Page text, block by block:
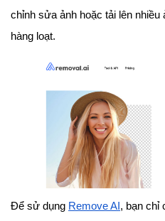
chỉnh sửa ảnh hoặc tải lên
hàng loạt.
Để sử dụng Remove AI , bạn chỉ